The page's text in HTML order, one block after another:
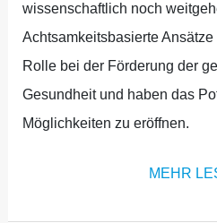
wissenschaftlich noch
Achtsamkeitsbasierte
Rolle bei der Förderung der
Gesundheit und haben das
Möglichkeiten zu eröffnen.
MEHR